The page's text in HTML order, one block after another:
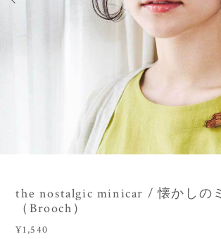
the nostalgic minicar / 懐かしの
（Brooch）
¥1,540